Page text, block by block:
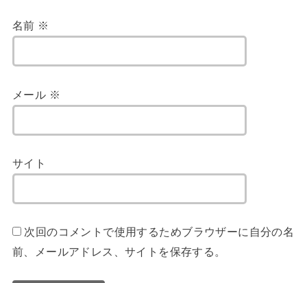
名前 ※
メール ※
サイト
次回のコメントで使用するためブラウザーに自分の名
前、メールアドレス、サイトを保存する。